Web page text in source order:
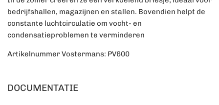
bedrijfshallen, magazijnen en stallen. Bovendien helpt de
constante luchtcirculatie om vocht- en
condensatieproblemen te verminderen
Artikelnummer Vostermans: PV600
DOCUMENTATIE